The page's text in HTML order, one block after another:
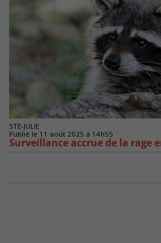
STE-JULIE
Publié le 11 août 2025 à 14h55
Surveillance accrue de la rage